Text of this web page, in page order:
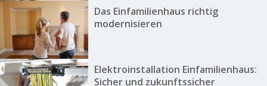
Das Einfamilienhaus richtig
modernisieren
Elektroinstallation Einfamilienhaus:
Sicher und zukunftssicher